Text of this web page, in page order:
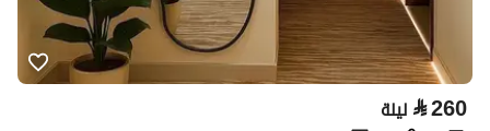
⃁260 ليلة